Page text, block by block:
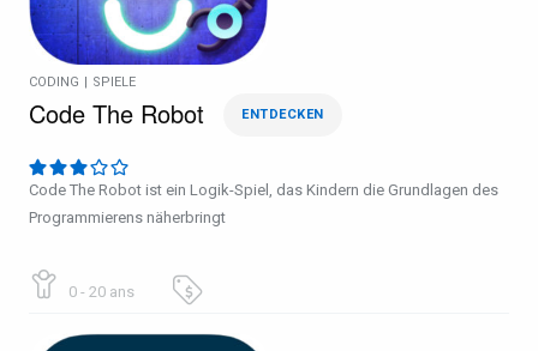
CODING SPIELE
Code The Robot ENTDECKEN
Code The Robot ist ein Logik-Spiel, das Kindern die Grundlagen des
Programmierens näherbringt
0 - 20 ans